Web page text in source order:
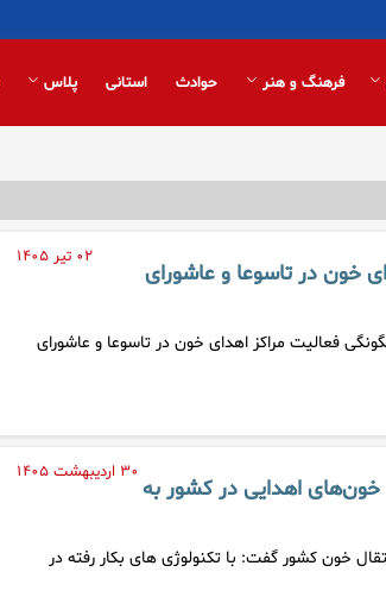
فرهنگ و هنر حوادث استانی پلاس
۰۲ تیر ۱۴۰۵
خون در تاسوعا و عاشورای
فعالیت مراکز اهدای خون در تاسوعا و عاشورای
۳۰ اردیبهشت ۱۴۰۵
خون‌های اهدایی در کشور به
خون کشور گفت: با تکنولوژی های بکار رفته در